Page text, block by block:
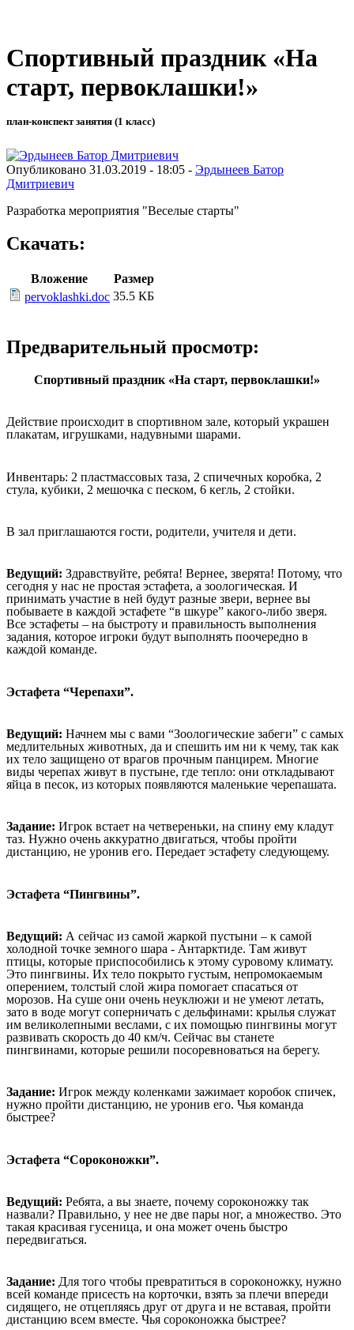
Спортивный праздник «На
старт, первоклашки!»
план-конспект занятия (1 класс)
Опубликовано 31.03.2019 - 18:05 - Эрдынеев Батор
Дмитриевич
Разработка мероприятия "Веселые старты"
Скачать:
Вложение
Размер
pervoklashki.doc 35.5 КБ
Предварительный просмотр:
Спортивный праздник «На старт, первоклашки!»
Действие происходит в спортивном зале, который украшен
плакатам, игрушками, надувными шарами.
Инвентарь: 2 пластмассовых таза, 2 спичечных коробка, 2
стула, кубики, 2 мешочка с песком, 6 кегль, 2 стойки.
В зал приглашаются гости, родители, учителя и дети.
Ведущий: Здравствуйте, ребята! Вернее, зверята! Потому, что
сегодня у нас не простая эстафета, а зоологическая. И
принимать участие в ней будут разные звери, вернее вы
побываете в каждой эстафете “в шкуре” какого-либо зверя.
Все эстафеты – на быстроту и правильность выполнения
задания, которое игроки будут выполнять поочередно в
каждой команде.
Эстафета “Черепахи”.
Ведущий: Начнем мы с вами “Зоологические забеги” с самых
медлительных животных, да и спешить им ни к чему, так как
их тело защищено от врагов прочным панцирем. Многие
виды черепах живут в пустыне, где тепло: они откладывают
яйца в песок, из которых появляются маленькие черепашата.
Задание: Игрок встает на четвереньки, на спину ему кладут
таз. Нужно очень аккуратно двигаться, чтобы пройти
дистанцию, не уронив его. Передает эстафету следующему.
Эстафета “Пингвины”.
Ведущий: А сейчас из самой жаркой пустыни – к самой
холодной точке земного шара - Антарктиде. Там живут
птицы, которые приспособились к этому суровому климату.
Это пингвины. Их тело покрыто густым, непромокаемым
оперением, толстый слой жира помогает спасаться от
морозов. На суше они очень неуклюжи и не умеют летать,
зато в воде могут соперничать с дельфинами: крылья служат
им великолепными веслами, с их помощью пингвины могут
развивать скорость до 40 км/ч. Сейчас вы станете
пингвинами, которые решили посоревноваться на берегу.
Задание: Игрок между коленками зажимает коробок спичек,
нужно пройти дистанцию, не уронив его. Чья команда
быстрее?
Эстафета “Сороконожки”.
Ведущий: Ребята, а вы знаете, почему сороконожку так
назвали? Правильно, у нее не две пары ног, а множество. Это
такая красивая гусеница, и она может очень быстро
передвигаться.
Задание: Для того чтобы превратиться в сороконожку, нужно
всей команде присесть на корточки, взять за плечи впереди
сидящего, не отцепляясь друг от друга и не вставая, пройти
дистанцию всем вместе. Чья сороконожка быстрее?